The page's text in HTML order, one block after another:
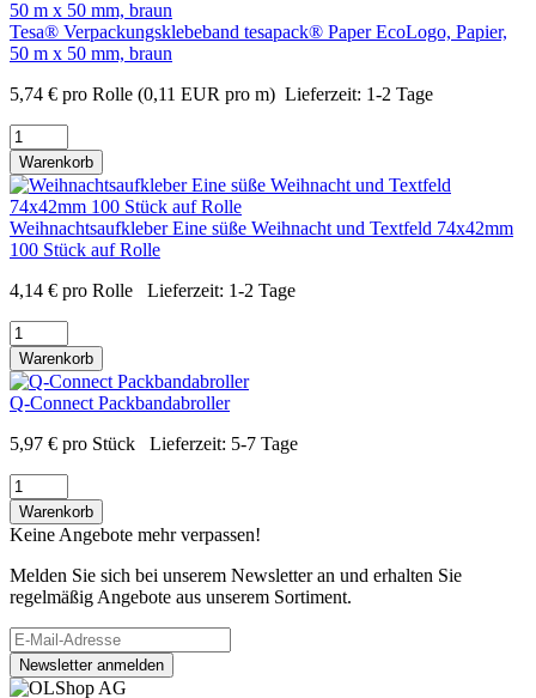
Tesa® Verpackungsklebeband tesapack® Paper EcoLogo, Papier,
50 m x 50 mm, braun
5,74 € pro Rolle (0,11 EUR pro m) Lieferzeit: 1-2 Tage
Warenkorb
Weihnachtsaufkleber Eine süße Weihnacht und Textfeld 74x42mm
100 Stück auf Rolle
4,14 € pro Rolle Lieferzeit: 1-2 Tage
Warenkorb
Q-Connect Packbandabroller
5,97 € pro Stück Lieferzeit: 5-7 Tage
Warenkorb
Keine Angebote mehr verpassen!
Melden Sie sich bei unserem Newsletter an und erhalten Sie
regelmäßig Angebote aus unserem Sortiment.
Newsletter anmelden